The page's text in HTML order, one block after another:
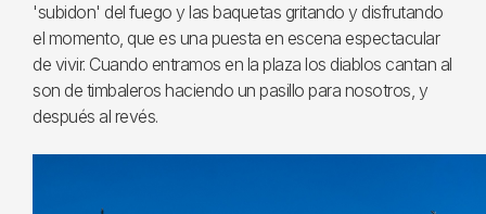
'subidon' del fuego y las baquetas gritando y disfrutando
el momento, que es una puesta en escena espectacular
de vivir. Cuando entramos en la plaza los diablos cantan al
son de timbaleros haciendo un pasillo para nosotros, y
después al revés.